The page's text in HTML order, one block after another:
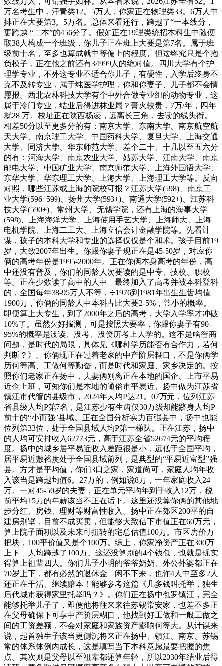
万名考生中，汗青类12。5万人，你家正在物理类33。6万人中
排正在大要第3。5万名。总体来看还行，跨越了“一本线分，
更跨越 “二本”的456分了。假如正在19理类统招本科生中随便
取38人构成一个班级，你儿子正在班上大要是第7名。属于班
级前十名，至多也算成就中等偏上的程度。但这终究只是个抱
负模子，正在他之前还有34999人的绝对值。四川大学有个护
理学专业，不外这专业不适合你儿子，有硬性，入学后终身不
克不及转专业，属于纯医学护理，你和你妻子、儿子都不会情
愿报。西北农林科技大学有个中外合做专业组的动物专业，这
属于冷门专业，结业后得进林业局？膏火较贵，7万/年，四年
就28 万。校址正在陕西杨凌，远离长三角，去读的线头衔。
相差50分以至更多分的有：南京大学、东南大学、南京航空航
天大学、南京理工大学、中国药科大学、复旦大学、上海交通
大学、同济大学、华东师范大学。差个二十、十几以至五六分
的有：河海大学、南京农业大学、姑苏大学、江南大学、南京
邮电大学、中国矿业大学、南京师范大学、上海外国语大学、
东华大学、华东理工大学、上海大学、上海理工大学等。反向
对照，哪些江苏或上海的院校可报？江苏大学(598)、南京工
业大学(596–599)、扬州大学(593+)、南通大学(592+)、江苏科
技大学(590+)、常州大学、无锡学院，还有上海的海事大学
(598)、上海海洋大学、上海使用手艺大学、上海师大、上海
电机学院、上海二工大、上海立信会计金融学院等。先看计
谋，孩子的本科大学和专业的选择仅仅是个和术。孩子目前19
岁，大致2007年出生。你跟你妻子现正在是45-50岁，对应你
俩的高考年份是1995-2000年。正在你俩本身高考的年份，高
中还没有普及，你们的同龄人次要读的是中专、技校、职校
等。正在少数读了高中的人中，最终加入了高考并被本科登科
的，全国每年38-95万人不等，➗️1976到1981年出生生齿均值
1900万，你俩的同龄人中本科占比大要2-5%，常小的概率。
即便算上大专生，到了2000年之后的高考，大学入学率才冲破
10%了。虽然欠好揣测，可是按照大要率，你跟你妻子有90-
95%的概率是没读、没考、没资历考上大学的。这不是啥智商
问题，是时代的局限，具体见《哪种学历能否有合作力，若何
判断？》。你俩现正在过着老家的中产阶层糊口，不是你俩学
历何等高、工做何等勤奋，而是时代和家庭、家乡决定的。按
照你们老家正在扬中，夫妻俩别离正在本地的国企、上市平易
近企上班，可知你们是本地的通俗市平易近。扬中做为江苏省
镇江市代管的县级市，2024年人均P达21。07万元，位列江苏
省县级人均P第7名，是江苏少有生齿仅30万级却能跻身人均P
前十的“小而强”县域。正在全国分析实力百强县中，扬中也能
位列第33位，处于全国县域人均P第一梯队。正在江苏，扬中
的人均可安排收入62773元，高于江苏全省52674元的平均程
度。扬中的城乡居平易近收入差距很是小，远低于全国平均，
居平易近敷裕度处于全国县域前列，是典型的“平易近富型”强
县。方才是平均值，你们3口之家，家道尚可，家庭人均年收
入该当是跨越均值6。27万的，例如说8万，一年家庭收入24
万。一对45-50岁的夫妻，正在单元平均年到手收入12万，税
前平均15万的年薪该当不正在话下。这里还没算你俩的其他地
步分红、房钱、理财等财富性收入。扬中正在郊区200平的自
建房别墅，目前不成买卖，但能够大致估下市值正在60万元，
算上院子面积以及未来可扭转的宅总估值100万。市区房价万
把块，100平价值又是个100万。综上，你家净资产正在300万
上下，人均跨越了100万。这还没算别的4个钱包，也就是现实
得算上祖辈四人。你们儿子小明的爷爷奶奶、外公外婆都正在
70岁上下，都有必然的退休金，闲不下来，也许4人中至多2人
还正在干活、继续赔本！能够参考这篇《几多钱叫托举，独生
后代城市获得家里托举吗？》。你们正在扬中包罗镇江，完全
能够托举儿子了，即便他将往来来往苏锡常安家，也差不多正
在父母确保下可享中产阶层糊口，他找到好工做和一般工做之
间的工资差额，不会对家庭和家族资产影响何等大。从计谋来
说，起首独生子该当更侧沉将来正在扬中、镇江、南京、苏锡
常的体系体例内成长，这是填写当下本科意愿最要把握的焦
点。其次则是父母以至祖辈都还算年轻，所以2030年结业后得